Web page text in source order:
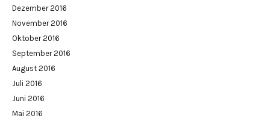
Dezember 2016
November 2016
Oktober 2016
September 2016
August 2016
Juli 2016
Juni 2016
Mai 2016